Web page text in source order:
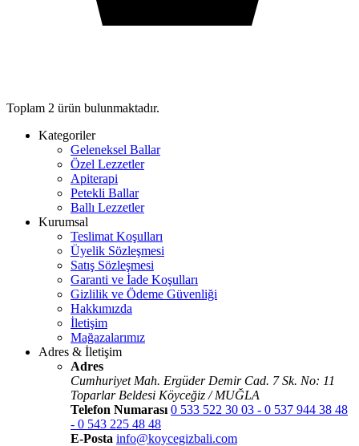
Toplam 2 ürün bulunmaktadır.
Kategoriler
Geleneksel Ballar
Özel Lezzetler
Apiterapi
Petekli Ballar
Ballı Lezzetler
Kurumsal
Teslimat Koşulları
Üyelik Sözleşmesi
Satış Sözleşmesi
Garanti ve İade Koşulları
Gizlilik ve Ödeme Güvenliği
Hakkımızda
İletişim
Mağazalarımız
Adres & İletişim
Adres
Cumhuriyet Mah. Ergüder Demir Cad. 7 Sk. No: 11
Toparlar Beldesi Köyceğiz / MUĞLA
Telefon Numarası 0 533 522 30 03 - 0 537 944 38 48
- 0 543 225 48 48
E-Posta info@koycegizbali.com